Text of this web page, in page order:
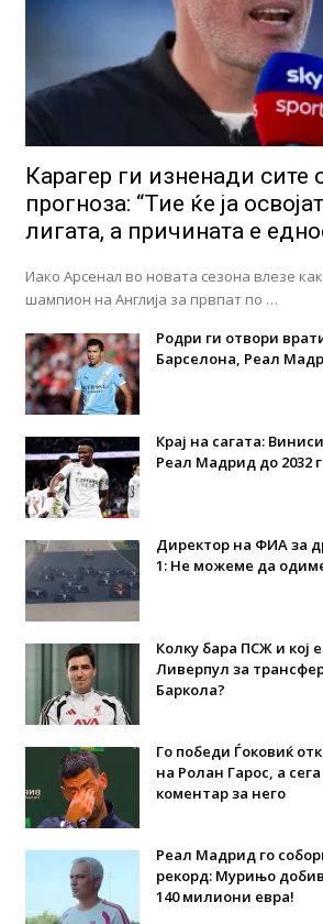
Карагер ги изненади сите
прогноза: “Тие ќе ја
лигата, а причината е
Иако Арсенал во новата сезона влезе
шампион на Англија за првпат по …
Родри ги отвори
Барселона, Реал
Крај на сагата:
Реал Мадрид до 2032
Директор на ФИА за
1: Не можеме да
Колку бара ПСЖ и кој
Ливерпул за
Баркола?
Го победи Ѓоковиќ
на Ролан Гарос, а
коментар за него
Реал Мадрид го
рекорд: Мурињо
140 милиони евра!